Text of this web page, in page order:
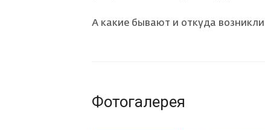
А какие бывают и откуда
Фотогалерея